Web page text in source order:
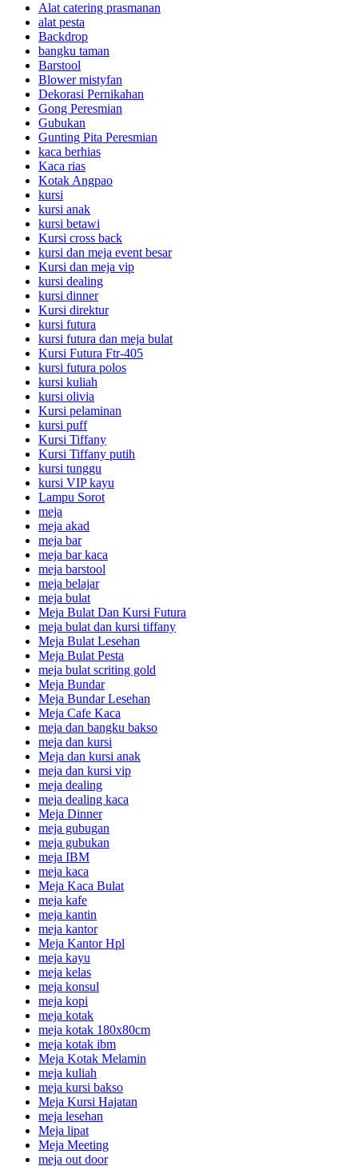
Alat catering prasmanan
alat pesta
Backdrop
bangku taman
Barstool
Blower mistyfan
Dekorasi Pernikahan
Gong Peresmian
Gubukan
Gunting Pita Peresmian
kaca berhias
Kaca rias
Kotak Angpao
kursi
kursi anak
kursi betawi
Kursi cross back
kursi dan meja event besar
Kursi dan meja vip
kursi dealing
kursi dinner
Kursi direktur
kursi futura
kursi futura dan meja bulat
Kursi Futura Ftr-405
kursi futura polos
kursi kuliah
kursi olivia
Kursi pelaminan
kursi puff
Kursi Tiffany
Kursi Tiffany putih
kursi tunggu
kursi VIP kayu
Lampu Sorot
meja
meja akad
meja bar
meja bar kaca
meja barstool
meja belajar
meja bulat
Meja Bulat Dan Kursi Futura
meja bulat dan kursi tiffany
Meja Bulat Lesehan
Meja Bulat Pesta
meja bulat scriting gold
Meja Bundar
Meja Bundar Lesehan
Meja Cafe Kaca
meja dan bangku bakso
meja dan kursi
Meja dan kursi anak
meja dan kursi vip
meja dealing
meja dealing kaca
Meja Dinner
meja gubugan
meja gubukan
meja IBM
meja kaca
Meja Kaca Bulat
meja kafe
meja kantin
meja kantor
Meja Kantor Hpl
meja kayu
meja kelas
meja konsul
meja kopi
meja kotak
meja kotak 180x80cm
meja kotak ibm
Meja Kotak Melamin
meja kuliah
meja kursi bakso
Meja Kursi Hajatan
meja lesehan
Meja lipat
Meja Meeting
meja out door